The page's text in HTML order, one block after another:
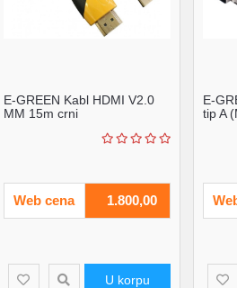
E-GREEN Kabl HDMI V2.0
MM 15m crni
Web cena 1.800,00
U korpu
E-
tip A